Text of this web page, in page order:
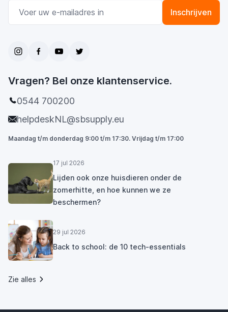
Inschrijven
Vragen? Bel onze klantenservice.
0544 700200
helpdeskNL@sbsupply.eu
Maandag t/m donderdag 9:00 t/m 17:30. Vrijdag t/m 17:00
17 jul 2026
Lijden ook onze huisdieren onder de
zomerhitte, en hoe kunnen we ze
beschermen?
29 jul 2026
Back to school: de 10 tech-essentials
Zie alles